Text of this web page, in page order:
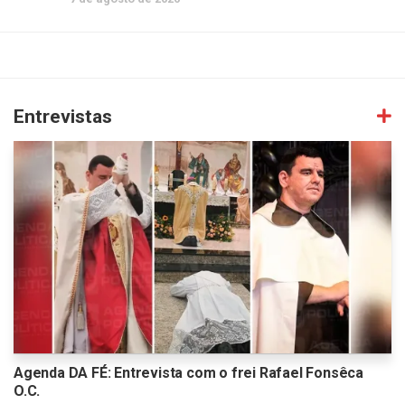
Entrevistas
Agenda DA FÉ: Entrevista com o frei Rafael Fonsêca
O.C.